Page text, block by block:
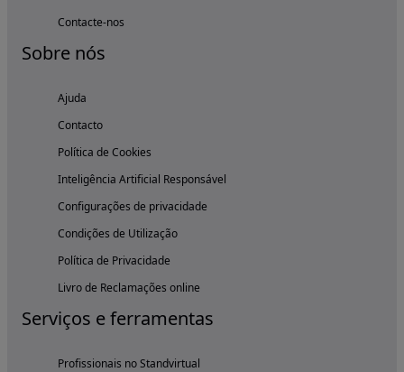
Contacte-nos
Sobre nós
Ajuda
Contacto
Política de Cookies
Inteligência Artificial Responsável
Configurações de privacidade
Condições de Utilização
Política de Privacidade
Livro de Reclamações online
Serviços e ferramentas
Profissionais no Standvirtual